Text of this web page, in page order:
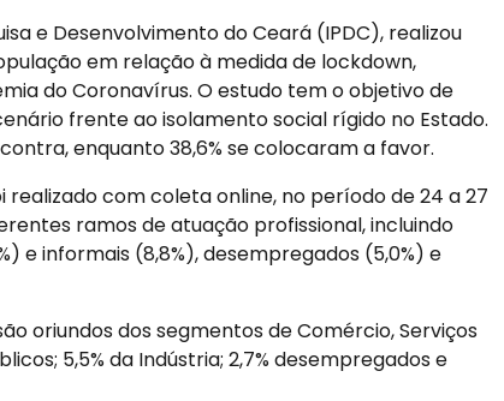
e Desenvolvimento do Ceará (IPDC), realizou
em relação à medida de lockdown,
do Coronavírus. O estudo tem o objetivo de
frente ao isolamento social rígido no Estado.
enquanto 38,6% se colocaram a favor.
realizado com coleta online, no período de 24 a 27
ramos de atuação profissional, incluindo
e informais (8,8%), desempregados (5,0%) e
oriundos dos segmentos de Comércio, Serviços
5,5% da Indústria; 2,7% desempregados e